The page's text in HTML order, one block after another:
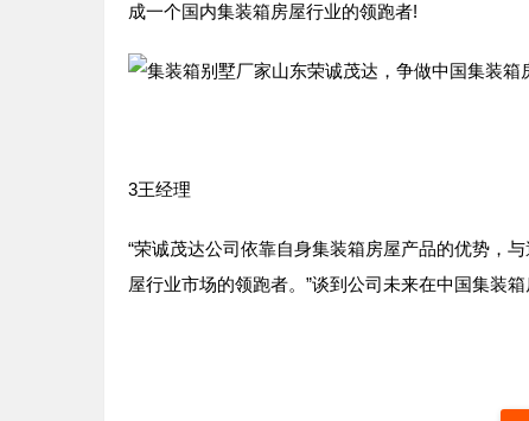
成一个国内集装箱房屋行业的领跑者!
3王经理
“荣诚茂达公司依靠自身集装箱房屋产品的优势，
屋行业市场的领跑者。”谈到公司未来在中国集装